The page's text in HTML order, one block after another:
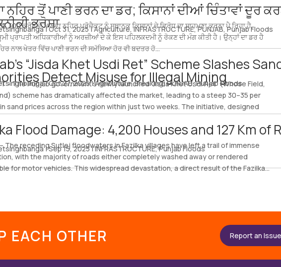
ਨਹਿਰ ਤੋਂ ਪਾਣੀ ਭਰਨ ਦਾ ਡਰ; ਕਿਸਾਨਾਂ ਦੀਆਂ ਚਿੰਤਾਵਾਂ ਦੂਰ
ਭਰੋਸਾ
|Oct 31, 2025|Agriculture,INFRASTRUCTURE,PUNJAB,Punjab Floods
ਕਰੋੜ ਦੇ ਮਾਲਵਾ ਨਹਿਰ ਪ੍ਰੋਜੈਕਟ ਨੂੰ ਸਥਾਨਕ ਕਿਸਾਨਾਂ ਦੇ ਵਿਰੋਧ ਦਾ ਸਾਹਮਣਾ ਕਰਨਾ ਪੈ ਰਿਹਾ ਹੈ,
ਪ੍ਰਾਪਤੀ ਅਧਿਕਾਰੀਆਂ ਨੂੰ ਅਰਜ਼ੀਆਂ ਦੇ ਕੇ ਇਸ ਪਹਿਲਕਦਮੀ ਨੂੰ ਰੋਕਣ ਦੀ ਮੰਗ ਕੀਤੀ ਹੈ। ਉਨ੍ਹਾਂ ਦਾ ਡਰ ਹੈ
ਨਾਲ ਖੇਤਰ ਵਿੱਚ ਪਾਣੀ ਭਰਨ ਦੀ ਸਮੱਸਿਆ ਹੋਰ ਵੀ ਬਦਤਰ ਹੋ...
“Jisda Khet Usdi Ret” Scheme Slashes
Detect Misuse for Illegal Mining
|Oct 27, 2025|Agriculture,Breaking,PUNJAB,Punjab Floods
– The Punjab government’s newly launched “Jisda Khet Usdi Ret” (Whose Field,
scheme has dramatically affected the market, leading to a steep 30–35 per
sand prices across the region within just two weeks. The initiative, designed
Flood Damage: 4,200 Houses and 127 Km of
|Sep 15, 2025|INFRASTRUCTURE,Punjab Floods
– The receding Sutlej floodwaters in Fazilka villages have left a trail of immense
with the majority of roads either completely washed away or rendered
for motor vehicles. This widespread devastation, a direct result of the Fazilka...
EACH OTHER Report an Issue